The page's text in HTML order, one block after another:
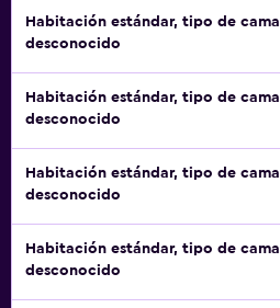
Habitación estándar, tipo de cama
desconocido
Habitación estándar, tipo de cama
desconocido
Habitación estándar, tipo de cama
desconocido
Habitación estándar, tipo de cama
desconocido